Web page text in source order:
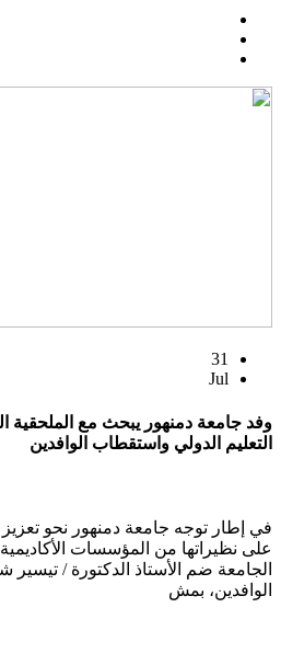
31
Jul
وفد جامعة دمنهور يبحث مع الملحقية
التعليم الدولي واستقطاب الوافدين
في إطار توجه جامعة دمنهور نحو تعزيز
على نظيراتها من المؤسسات
الجامعة ضم الأستاذ الدكتورة / تيسير
الوافدين، بمش